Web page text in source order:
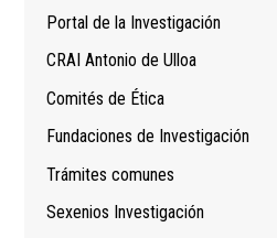
Portal de la Investigación
CRAI Antonio de Ulloa
Comités de Ética
Fundaciones de Investigación
Trámites comunes
Sexenios Investigación